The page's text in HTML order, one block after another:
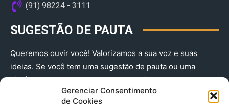
Gerenciar Consentimento
de Cookies
(91) 98224 - 3111
SUGESTÃO DE PAUTA
Queremos ouvir você! Valorizamos a sua voz e suas
ideias. Se você tem uma sugestão de pauta ou uma
história que merece ser contada, envie-nos agora!
(91) 98224 - 3111